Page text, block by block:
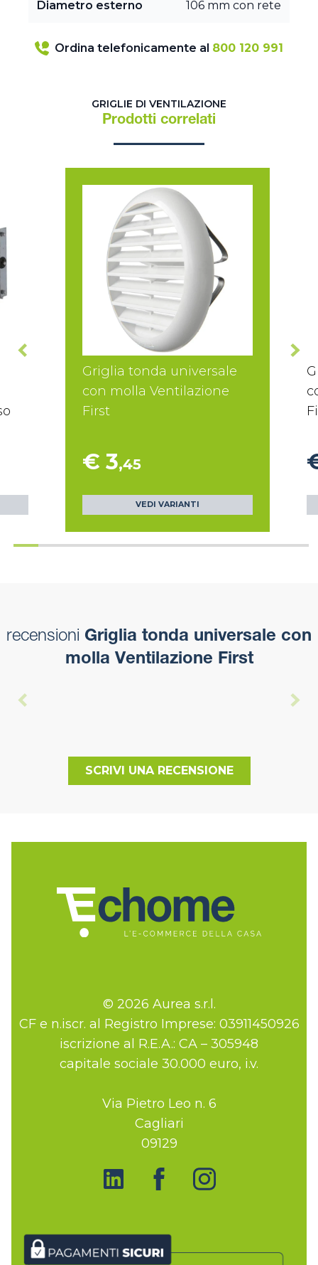
Diametro esterno 106 mm con rete
Ordina telefonicamente al 800 120 991
GRIGLIE DI VENTILAZIONE
Prodotti correlati
Griglia tonda universale
con molla Ventilazione
First
€ 3,45
VEDI VARIANTI
recensioni Griglia tonda universale con
molla Ventilazione First
SCRIVI UNA RECENSIONE
© 2026 Aurea s.r.l.
CF e n.iscr. al Registro Imprese: 03911450926
iscrizione al R.E.A.: CA – 305948
capitale sociale 30.000 euro, i.v.
Via Pietro Leo n. 6
Cagliari
09129